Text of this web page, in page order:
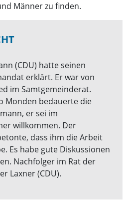
Männer zu finden.
(CDU) hatte seinen
erklärt. Er war von
im Samtgemeinderat.
Monden bedauerte die
er sei im
willkommen. Der
dass ihm die Arbeit
Es habe gute Diskussionen
Nachfolger im Rat der
Laxner (CDU).